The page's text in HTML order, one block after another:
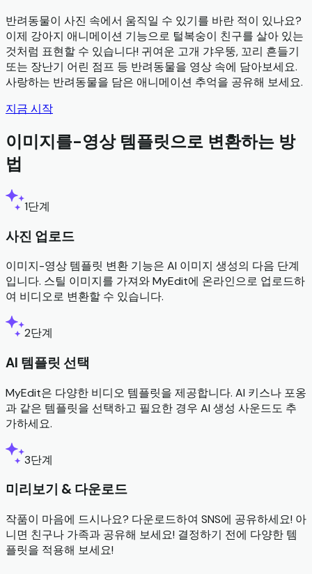
반려동물이 사진 속에서 움직일 수 있기를 바란 적이 있나요?
이제 강아지 애니메이션 기능으로 털복숭이 친구를 살아 있는
것처럼 표현할 수 있습니다! 귀여운 고개 갸우뚱, 꼬리 흔들기
또는 장난기 어린 점프 등 반려동물을 영상 속에 담아보세요.
사랑하는 반려동물을 담은 애니메이션 추억을 공유해 보세요.
지금 시작
이미지를-영상 템플릿으로 변환하는 방
법
1단계
사진 업로드
이미지-영상 템플릿 변환 기능은 AI 이미지 생성의 다음 단계
입니다. 스틸 이미지를 가져와 MyEdit에 온라인으로 업로드하
여 비디오로 변환할 수 있습니다.
2단계
AI 템플릿 선택
MyEdit은 다양한 비디오 템플릿을 제공합니다. AI 키스나 포옹
과 같은 템플릿을 선택하고 필요한 경우 AI 생성 사운드도 추
가하세요.
3단계
미리보기 & 다운로드
작품이 마음에 드시나요? 다운로드하여 SNS에 공유하세요! 아
니면 친구나 가족과 공유해 보세요! 결정하기 전에 다양한 템
플릿을 적용해 보세요!